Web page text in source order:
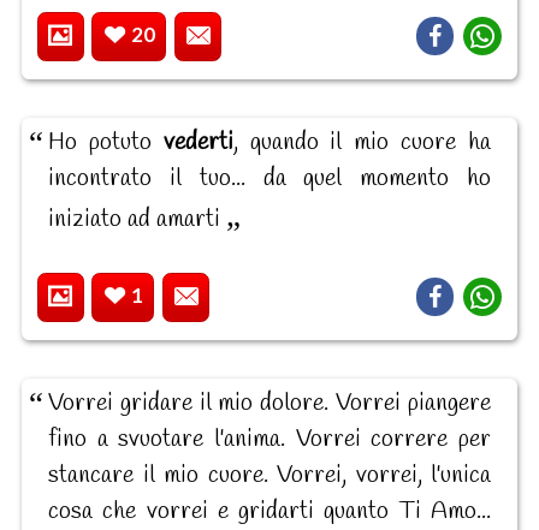
20
Ho potuto vederti, quando il mio cuore ha
incontrato il tuo... da quel momento ho
iniziato ad amarti
1
Vorrei gridare il mio dolore. Vorrei piangere
fino a svuotare l'anima. Vorrei correre per
stancare il mio cuore. Vorrei, vorrei, l'unica
cosa che vorrei e gridarti quanto Ti Amo...